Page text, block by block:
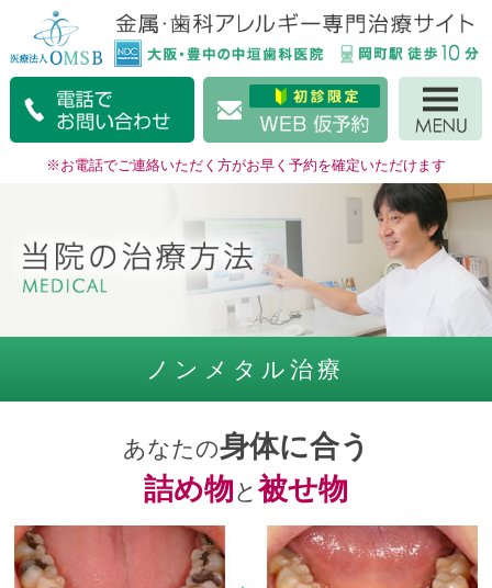
※お電話でご連絡いただく方がお早く予約を確定いただけます
ノンメタル治療
あなたの身体に合う
詰め物と被せ物